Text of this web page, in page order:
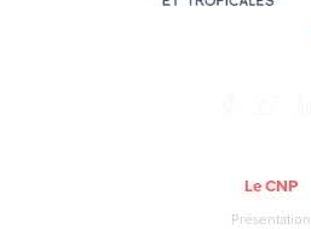
Le CNP
Présentation